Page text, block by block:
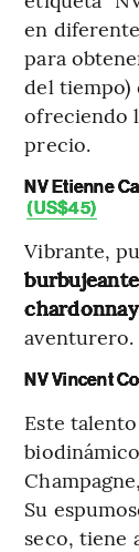
en
para
del tiempo)
ofreciendo
precio.
NV Etienne
(US$45)
Vibrante,
chardonnay
aventurero.
NV Vincent
Este
Su
seco, tiene